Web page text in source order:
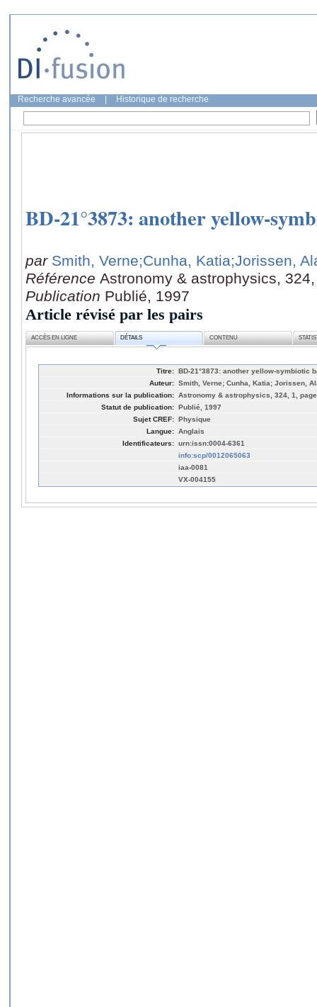
Recherche avancée Historique de recherche
BD-21°3873: another yellow-
par Smith, Verne;Cunha, Katia;Jorissen,
Référence Astronomy & astrophysics,
Publication Publié, 1997
Article révisé par les pairs
ACCÈS EN LIGNE DÉTAILS CONTENU
Titre: BD-21°3873: another yellow-symbiotic
Auteur: Smith, Verne; Cunha, Katia; Jorissen,
Informations sur la publication: Astronomy & astrophysics, 324, 1, page
Statut de publication: Publié, 1997
Sujet CREF: Physique
Langue: Anglais
Identificateurs: urn:issn:0004-6361
info:scp/0012065063
iaa-0081
VX-004155